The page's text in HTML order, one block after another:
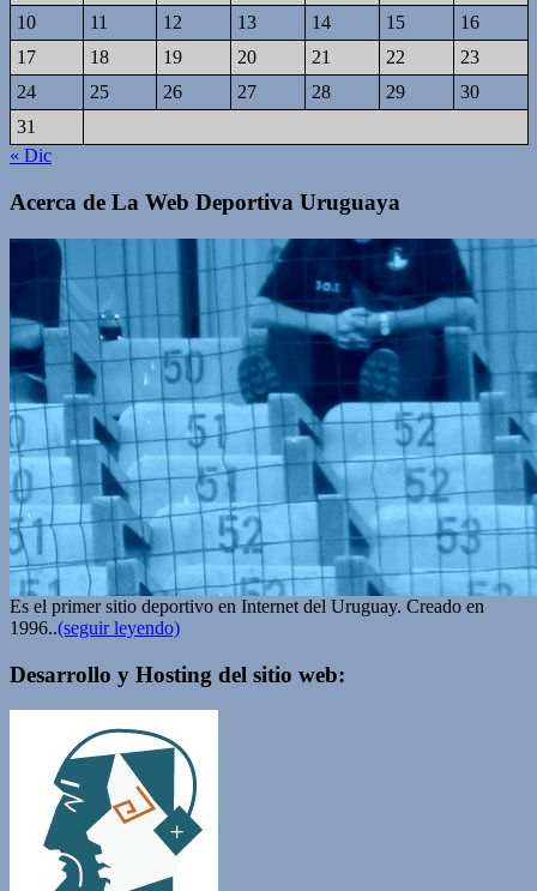
10
11 12 13 14 15
16
17
18 19 20 21 22
23
24
25 26 27 28 29
30
31
« Dic
Acerca de La Web Deportiva Uruguaya
Es el primer sitio deportivo en Internet del Uruguay. Creado en
1996..(seguir leyendo)
Desarrollo y Hosting del sitio web: